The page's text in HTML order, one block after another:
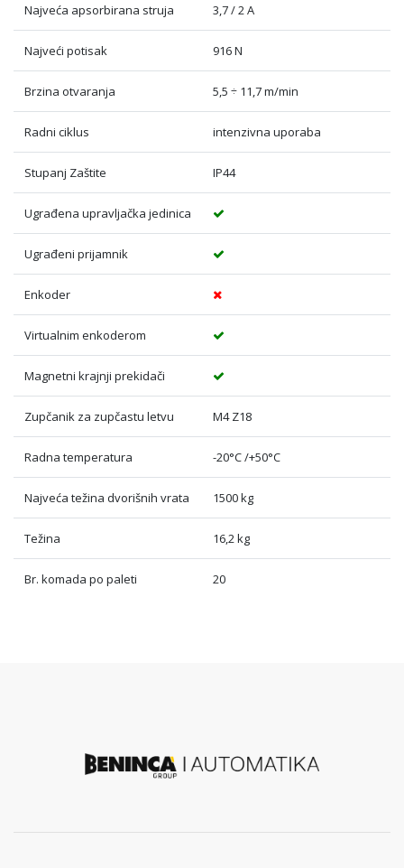
Najveća apsorbirana struja 3,7 / 2 A
Najveći potisak 916 N
Brzina otvaranja 5,5 ÷ 11,7 m/min
Radni ciklus intenzivna uporaba
Stupanj Zaštite IP44
Ugrađena upravljačka jedinica
Ugrađeni prijamnik
Enkoder
Virtualnim enkoderom
Magnetni krajnji prekidači
Zupčanik za zupčastu letvu M4 Z18
Radna temperatura -20°C /+50°C
Najveća težina dvorišnih vrata 1500 kg
Težina 16,2 kg
Br. komada po paleti 20